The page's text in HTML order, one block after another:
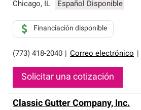
Chicago, IL Español Disponible
(773) 418-2040 Correo electrónico
Financiación disponible
Solicitar una cotización
Classic Gutter Company, Inc.